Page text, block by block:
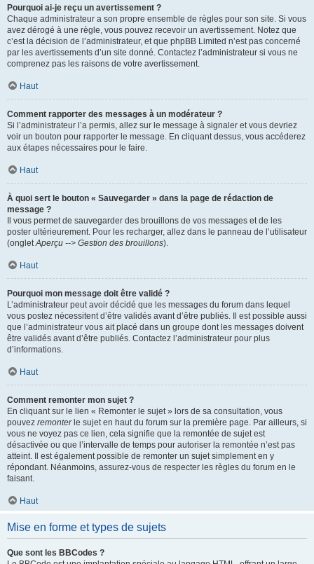
Pourquoi ai-je reçu un avertissement ?
Chaque administrateur a son propre ensemble de règles pour son site. Si vous
avez dérogé à une règle, vous pouvez recevoir un avertissement. Notez que
c’est la décision de l’administrateur, et que phpBB Limited n’est pas concerné
par les avertissements d’un site donné. Contactez l’administrateur si vous ne
comprenez pas les raisons de votre avertissement.
Haut
Comment rapporter des messages à un modérateur ?
Si l’administrateur l’a permis, allez sur le message à signaler et vous devriez
voir un bouton pour rapporter le message. En cliquant dessus, vous accéderez
aux étapes nécessaires pour le faire.
Haut
À quoi sert le bouton « Sauvegarder » dans la page de rédaction de
message ?
Il vous permet de sauvegarder des brouillons de vos messages et de les
poster ultérieurement. Pour les recharger, allez dans le panneau de l’utilisateur
(ongletAperçu --> Gestion des brouillons).
Haut
Pourquoi mon message doit être validé ?
L’administrateur peut avoir décidé que les messages du forum dans lequel
vous postez nécessitent d’être validés avant d’être publiés. Il est possible aussi
que l’administrateur vous ait placé dans un groupe dont les messages doivent
être validés avant d’être publiés. Contactez l’administrateur pour plus
d’informations.
Haut
Comment remonter mon sujet ?
En cliquant sur le lien « Remonter le sujet » lors de sa consultation, vous
pouvez remonterle sujet en haut du forum sur la première page. Par ailleurs, si
vous ne voyez pas ce lien, cela signifie que la remontée de sujet est
désactivée ou que l’intervalle de temps pour autoriser la remontée n’est pas
atteint. Il est également possible de remonter un sujet simplement en y
répondant. Néanmoins, assurez-vous de respecter les règles du forum en le
faisant.
Haut
Mise en forme et types de sujets
Que sont les BBCodes ?